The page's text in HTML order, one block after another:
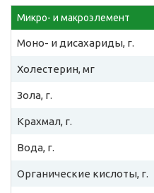
Микро- и макроэлемент
Моно- и дисахариды, г.
Холестерин, мг
Зола, г.
Крахмал, г.
Вода, г.
Органические кислоты, г.